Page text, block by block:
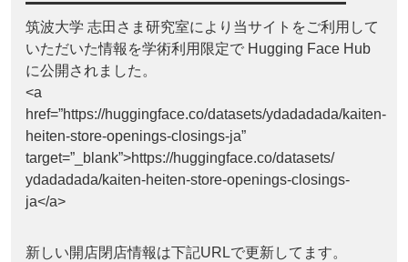
筑波大学 志田さま研究室により当サイトをご利用して
いただいた情報を学術利用限定で Hugging Face Hub
に公開されました。
<a
href=”https://huggingface.co/datasets/ydadadada/kaiten-
heiten-store-openings-closings-ja”
target=”_blank”>https://huggingface.co/datasets/
ydadadada/kaiten-heiten-store-openings-closings-
ja</a>
新しい開店閉店情報は下記URLで更新してます。